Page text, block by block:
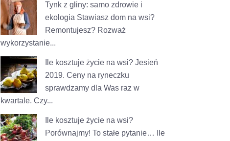
Tynk z gliny: samo zdrowie i
ekologia Stawiasz dom na wsi?
Remontujesz? Rozważ
wykorzystanie...
Ile kosztuje życie na wsi? Jesień
2019. Ceny na ryneczku
sprawdzamy dla Was raz w
kwartale. Czy...
Ile kosztuje życie na wsi?
Porównajmy! To stałe pytanie… Ile